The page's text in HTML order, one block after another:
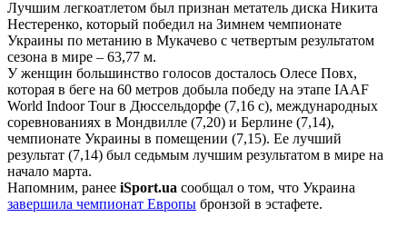
Лучшим легкоатлетом был признан метатель диска Никита
Нестеренко, который победил на Зимнем чемпионате
Украины по метанию в Мукачево с четвертым результатом
сезона в мире – 63,77 м.
У женщин большинство голосов досталось Олесе Повх,
которая в беге на 60 метров добыла победу на этапе IAAF
World Indoor Tour в Дюссельдорфе (7,16 с), международных
соревнованиях в Мондвилле (7,20) и Берлине (7,14),
чемпионате Украины в помещении (7,15). Ее лучший
результат (7,14) был седьмым лучшим результатом в мире на
начало марта.
Напомним, ранее iSport.ua сообщал о том, что Украина
завершила чемпионат Европы бронзой в эстафете.